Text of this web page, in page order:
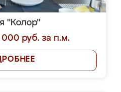
"Колор"
000 руб. за п.м.